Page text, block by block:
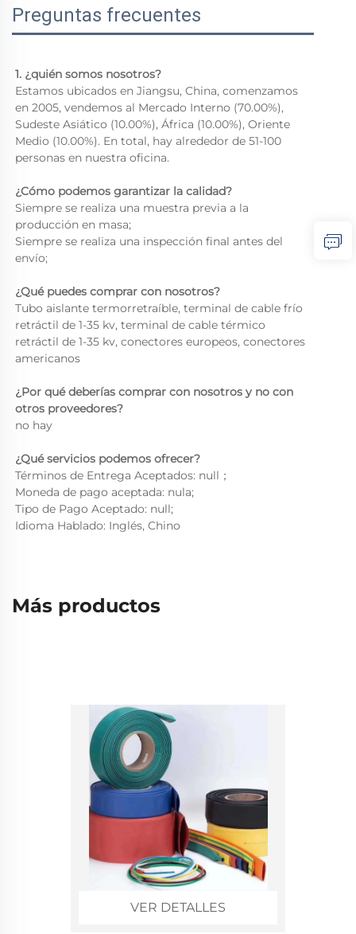
Preguntas frecuentes
1. ¿quién somos nosotros?
Estamos ubicados en Jiangsu, China, comenzamos
en 2005, vendemos al Mercado Interno (70.00%),
Sudeste Asiático (10.00%), África (10.00%), Oriente
Medio (10.00%). En total, hay alrededor de 51-100
personas en nuestra oficina.
¿Cómo podemos garantizar la calidad?
Siempre se realiza una muestra previa a la
producción en masa;
Siempre se realiza una inspección final antes del
envío;
¿Qué puedes comprar con nosotros?
Tubo aislante termorretraíble, terminal de cable frío
retráctil de 1-35 kv, terminal de cable térmico
retráctil de 1-35 kv, conectores europeos, conectores
americanos
¿Por qué deberías comprar con nosotros y no con
otros proveedores?
no hay
¿Qué servicios podemos ofrecer?
Términos de Entrega Aceptados: null；
Moneda de pago aceptada: nula;
Tipo de Pago Aceptado: null;
Idioma Hablado: Inglés, Chino
Más productos
VER DETALLES